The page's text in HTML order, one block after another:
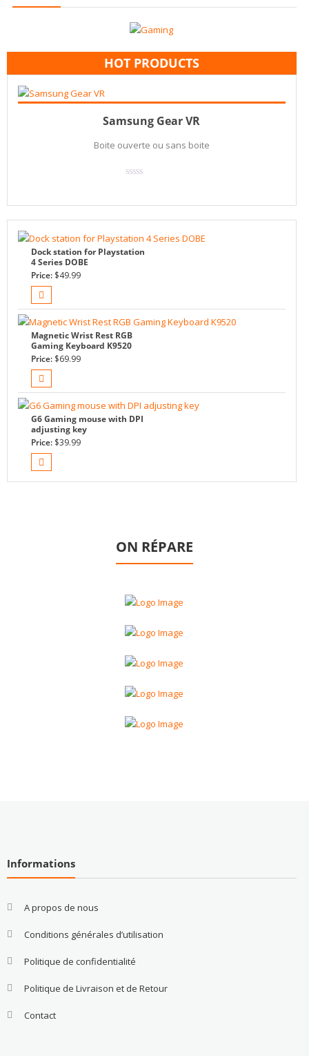
HOT PRODUCTS
Samsung Gear VR
Boite ouverte ou sans boite
Dock station for Playstation
4 Series DOBE
Price: $49.99
Magnetic Wrist Rest RGB
Gaming Keyboard K9520
Price: $69.99
G6 Gaming mouse with DPI
adjusting key
Price: $39.99
ON RÉPARE
Informations
A propos de nous
Conditions générales d’utilisation
Politique de confidentialité
Politique de Livraison et de Retour
Contact